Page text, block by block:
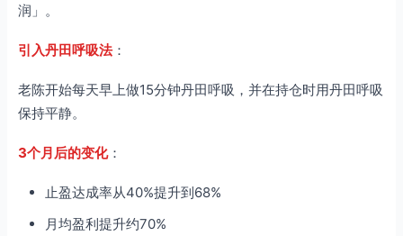
润」。
引入丹田呼吸法：
老陈开始每天早上做15分钟丹田呼吸，并在持仓时用丹田呼吸
保持平静。
3个月后的变化：
止盈达成率从40%提升到68%
月均盈利提升约70%